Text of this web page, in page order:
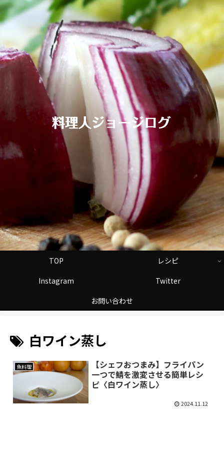
TOP
レシピ
Instagram
Twitter
お問い合わせ
白ワイン蒸し
魚料理
【シェフおつまみ】フライパン
一つで鯖を激変させる簡単レシ
ピ〈白ワイン蒸し〉
2024.11.12